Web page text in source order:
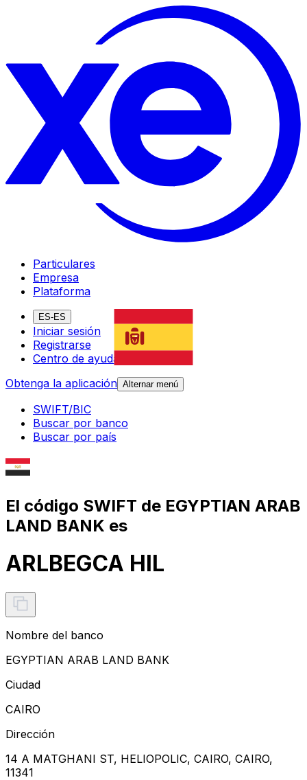
Particulares
Empresa
Plataforma
ES-ES
Iniciar sesión
Registrarse
Centro de ayuda
Obtenga la aplicación Alternar menú
SWIFT/BIC
Buscar por banco
Buscar por país
El código SWIFT de EGYPTIAN ARAB
LAND BANK es
ARLBEGCA HIL
Nombre del banco
EGYPTIAN ARAB LAND BANK
Ciudad
CAIRO
Dirección
14 A MATGHANI ST, HELIOPOLIC, CAIRO, CAIRO,
11341